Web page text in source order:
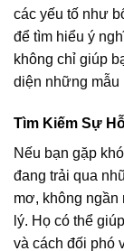
các yếu tố như
để tìm hiểu ý
không chỉ giúp
diện những mẫu
Tìm Kiếm Sự
Nếu bạn gặp
đang trải qua
mơ, không ngần
lý. Họ có thể
và cách đối phó